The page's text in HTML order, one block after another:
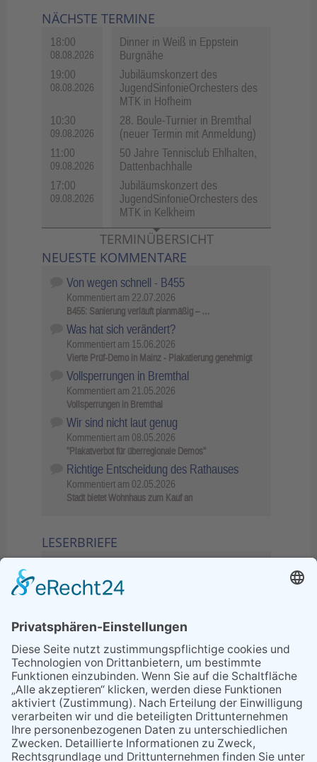
NÄCHSTE TERMINE
18:00
08.08.2026
Dinner in Weiß in Eppstein
Burgnähe
19:00
08.08.2026
Jubiläumskonzert des
JugendSinfonieOrchesters des
MTK in Hofheim
10:30
09.08.2026
28. Boule-Turnier in Bremthal
(neuer Termin mit Anmeldung)
11:00
09.08.2026
50 Jahre Tennisclub Ehlhalten,
Dattenbachhalle
17:00
09.08.2026
Jubiläumskonzert des
JugendSinfonieOrchesters des
MTK in Kelkheim
TERMINÜBERSICHT
NEUESTE KOMMENTARE
Von wegen schnell - B455
Kommentiert am 22.07.2026
B455: Sanierung verläuft planmäßig – …
Was hat sich verändert?
Kommentiert am 15.06.2026
Vierte Prüf-Demo in Mainz - Plakatierung genehmigt
Vollsperrungen in Bremthal
Kommentiert am 21.05.2026
Vollsperrungen in Bremthal
Wir sind nicht laut genug
Kommentiert am 08.05.2026
"Plakatverbot für überregionale Demos"
Richtige Entscheidung des Rathauses
Kommentiert am 02.05.2026
Stadt bietet Wohnhaus zum Kauf an
LESERBRIEFE
Sperrung B455: Kleiner
Grenzverkehr statt weite Wege
21.04.2026
Wenn Bahn-Computer nicht
miteinander kommunizieren
11.03.2026
"Plakatverbot für überregionale
Demos"
04.02.2026
Gelbe Tonne – Ein kleiner Blick
über den Tellerand